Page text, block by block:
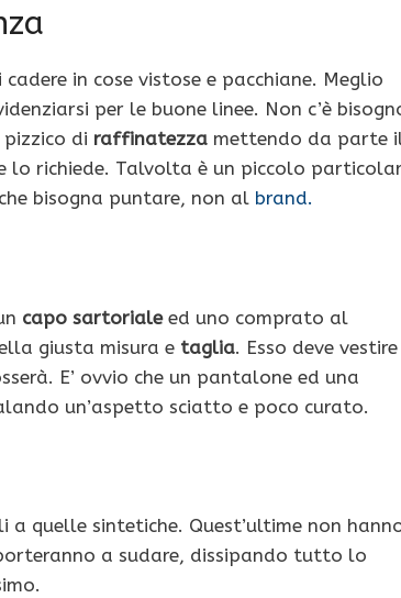
in cose vistose e pacchiane. Meglio
per le buone linee. Non c’è
di raffinatezza mettendo da parte
lo richiede. Talvolta è un piccolo
bisogna puntare, non al brand.
capo sartorialeed uno comprato al
giusta misura e taglia. Esso deve vestire
E’ ovvio che un pantalone ed una
un’aspetto sciatto e poco curato.
quelle sintetiche. Quest’ultime non
a sudare, dissipando tutto lo